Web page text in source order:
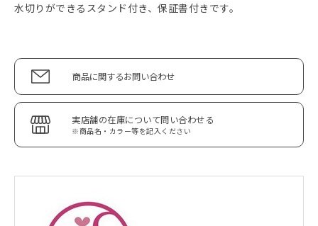
水切りができるスタンド付き、保証書付きです。
商品に関するお問い合わせ
実店舗の在庫について問い合わせる
※商品名・カラー等を記入ください